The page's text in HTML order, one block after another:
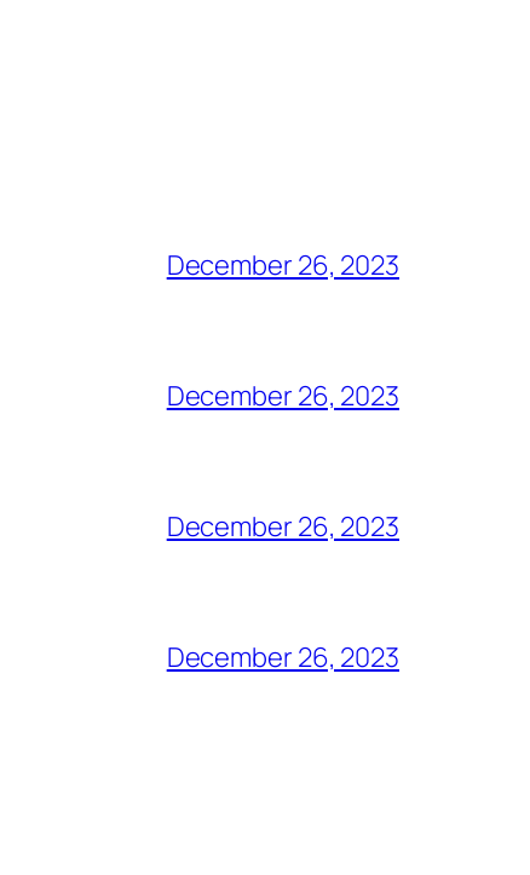
December 26, 2023
December 26, 2023
December 26, 2023
December 26, 2023